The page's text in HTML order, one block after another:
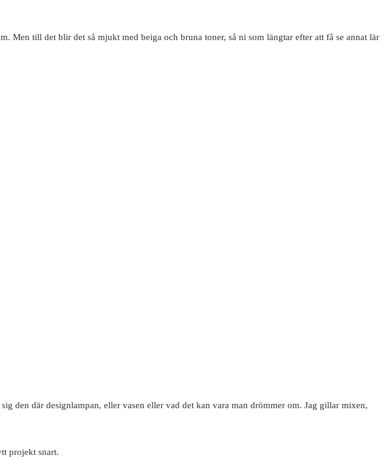
till det blir det så mjukt med beiga och bruna toner, så ni som längtar efter att få se annat lär
den där designlampan, eller vasen eller vad det kan vara man drömmer om. Jag gillar mixen,
projekt snart.